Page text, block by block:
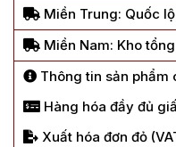
Miền Trung: Quốc
Miền Nam: Kho
Thông tin sản phẩm
Hàng hóa đầy đủ
Xuất hóa đơn đỏ